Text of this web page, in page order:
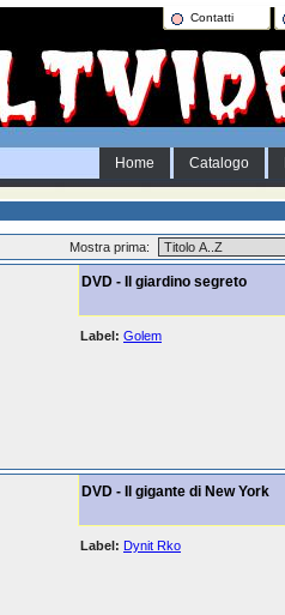
Contatti
Home Catalogo
Mostra prima:
DVD - Il giardino segreto
Label: Golem
DVD - Il gigante di New York
Label: Dynit Rko